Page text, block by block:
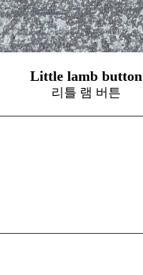
Little lamb button
리틀 램 버튼